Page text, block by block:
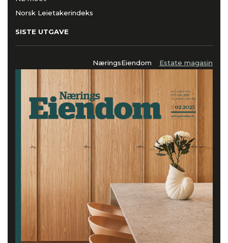
Norsk Leietakerindeks
SISTE UTGAVE
NæringsEiendom Estate magasin